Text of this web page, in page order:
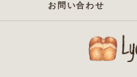
お問い合わせ